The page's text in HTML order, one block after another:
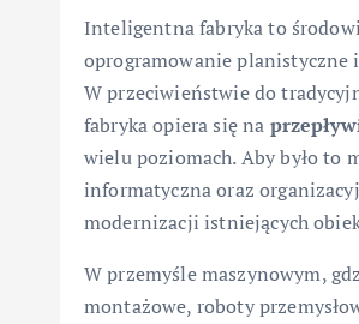
Inteligentna fabryka to
oprogramowanie planistyczne
W przeciwieństwie do
fabryka opiera się na
wielu poziomach. Aby było to
informatyczna oraz
modernizacji istniejących
W przemyśle maszynowym,
montażowe, roboty